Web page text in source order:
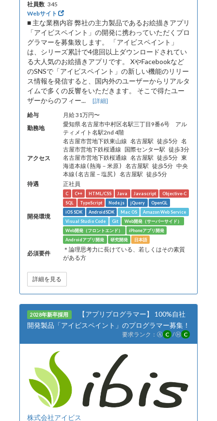
社員数 345
Webサイト
■ 主な業務内容 弊社の主力製品であるお絵描きアプリ
「アイビスペイント」の開発に携わっていただくプロ
グラマーを募集致します。 「アイビスペイント」
は、シリーズ累計で4億回以上ダウンロードされてい
る大人気のお絵描きアプリです。 XやFacebookなど
のSNSで「アイビスペイント」の新しい機能のリリー
ス情報を発信すると、国内外のユーザーからリアルタ
イムで多くの反響をいただきます。 そこで得たユー
ザーからのフィー... [詳細]
給与
月給 31万円〜
勤務地
愛知県 名古屋市中村区名駅三丁目9番6号 アル
ティメイト名駅2nd 4階
アクセス
名古屋市営地下鉄東山線 名古屋駅 徒歩5分 名
古屋市営地下鉄桜通線 国際センター駅 徒歩3分
名古屋市営地下鉄桜通線 名古屋駅 徒歩5分 東
海道本線(熱海－米原) 名古屋駅 徒歩5分 中央
本線(名古屋－塩尻) 名古屋駅 徒歩5分
待遇 正社員
開発環境
C C++ HTML/CSS Java Javascript
Objective-C
SQL
TypeScript Node.js jQuery
OpenGL
iOS SDK
AndroidSDK Mac OS
Amazon Web Service
Visual Studio Code
Git
Web開発（サーバーサイド）
Web開発（フロントエンド）
iPhoneアプリ開発
Androidアプリ開発
研究開発 日本語
必須要件
＊論理思考力に長けている、若しくはその素質
がある方
詳細を見る
2028年新卒採用
【アプリプログラマー】 100%自社
開発製品「アイビスペイント」のプログラマー募集！
要求ランク： Ⓐ C /Ⓗ C
株式会社アイビス